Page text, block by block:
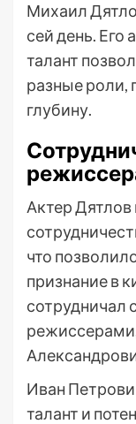
Михаил
сей день. Его
талант
разные роли,
глубину.
Актер
что
признание в
сотрудничал
Иван
талант и